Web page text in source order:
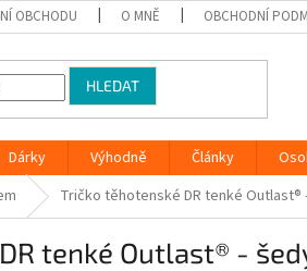
OBCHODU O MNĚ OBCHODNÍ
HLEDAT
Dárky Výhodně Články
Tričko těhotenské DR tenké Outlast®
tenké Outlast® -